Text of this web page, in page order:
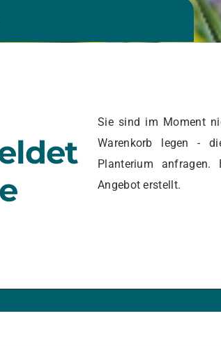
Sie sind im Moment
Warenkorb legen -
Planterium anfragen.
Angebot erstellt.